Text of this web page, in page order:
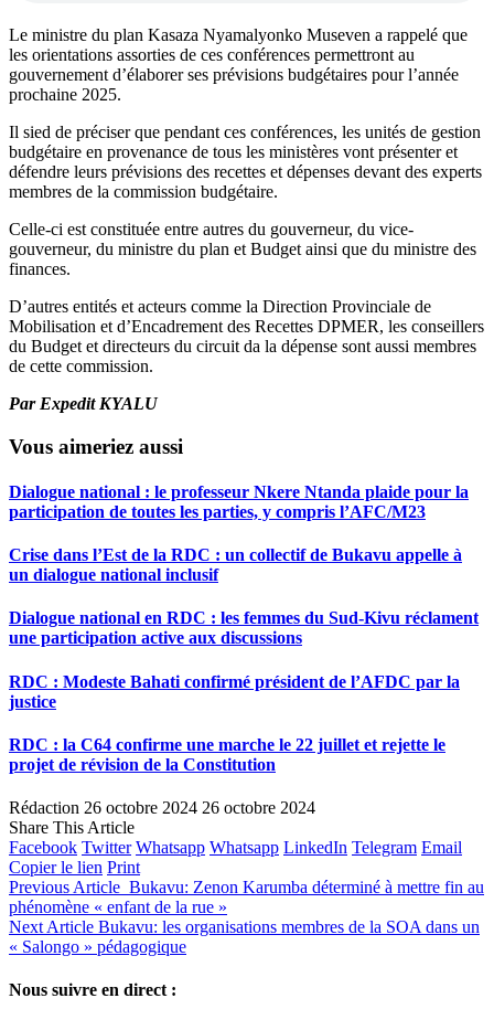
Le ministre du plan Kasaza Nyamalyonko Museven a rappelé que
les orientations assorties de ces conférences permettront au
gouvernement d’élaborer ses prévisions budgétaires pour l’année
prochaine 2025.
Il sied de préciser que pendant ces conférences, les unités de gestion
budgétaire en provenance de tous les ministères vont présenter et
défendre leurs prévisions des recettes et dépenses devant des experts
membres de la commission budgétaire.
Celle-ci est constituée entre autres du gouverneur, du vice-
gouverneur, du ministre du plan et Budget ainsi que du ministre des
finances.
D’autres entités et acteurs comme la Direction Provinciale de
Mobilisation et d’Encadrement des Recettes DPMER, les conseillers
du Budget et directeurs du circuit da la dépense sont aussi membres
de cette commission.
Par Expedit KYALU
Vous aimeriez aussi
Dialogue national : le professeur Nkere Ntanda plaide pour la
participation de toutes les parties, y compris l’AFC/M23
Crise dans l’Est de la RDC : un collectif de Bukavu appelle à
un dialogue national inclusif
Dialogue national en RDC : les femmes du Sud-Kivu réclament
une participation active aux discussions
RDC : Modeste Bahati confirmé président de l’AFDC par la
justice
RDC : la C64 confirme une marche le 22 juillet et rejette le
projet de révision de la Constitution
Rédaction 26 octobre 2024 26 octobre 2024
Share This Article
Facebook Twitter Whatsapp Whatsapp LinkedIn Telegram Email
Copier le lien Print
Previous Article Bukavu: Zenon Karumba déterminé à mettre fin au
phénomène « enfant de la rue »
Next Article Bukavu: les organisations membres de la SOA dans un
« Salongo » pédagogique
Nous suivre en direct :